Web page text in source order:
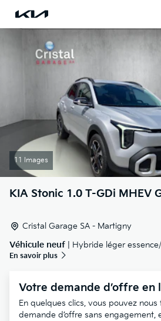
11 Images
KIA Stonic 1.0 T-GDi MHEV
Cristal Garage SA - Martigny
Véhicule neuf | Hybride léger
En savoir plus
Votre demande d’offre en
En quelques clics, vous pouvez
demande d’offre sans engagement,